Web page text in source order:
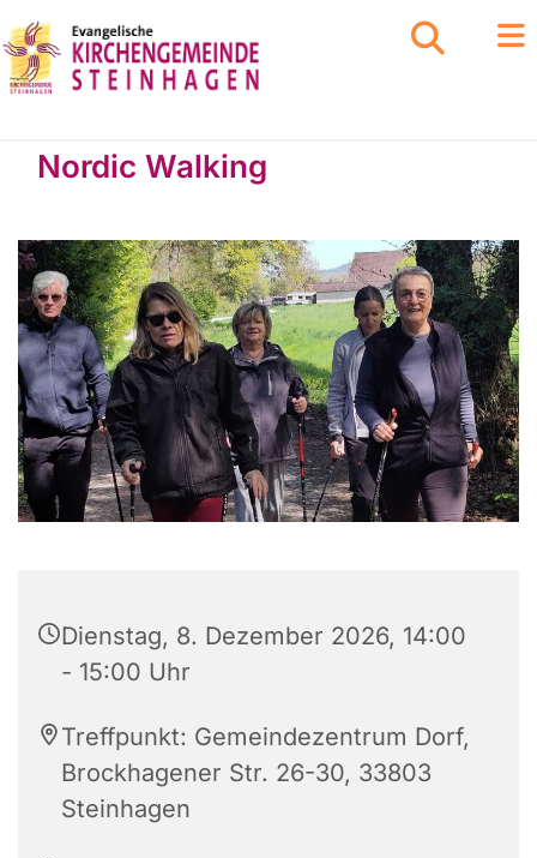
Nordic Walking
Dienstag, 8. Dezember 2026, 14:00
- 15:00 Uhr
Treffpunkt: Gemeindezentrum Dorf,
Brockhagener Str. 26-30, 33803
Steinhagen